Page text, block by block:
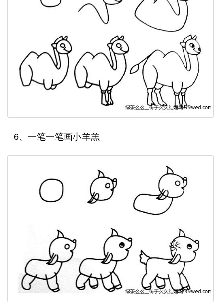
6、一笔一笔画小羊羔